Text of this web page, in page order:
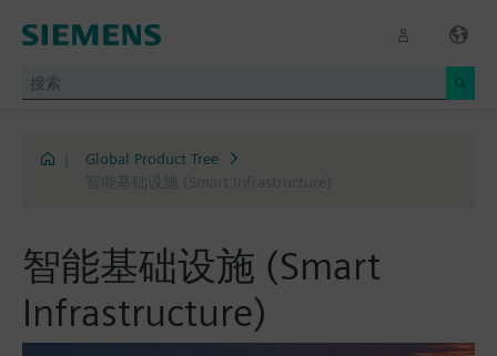
Global Product Tree
智能基础设施 (Smart Infrastructure)
智能基础设施 (Smart
Infrastructure)